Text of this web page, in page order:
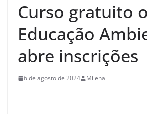
Curso gratuito
Educação
abre inscrições
6 de agosto de 2024 Milena